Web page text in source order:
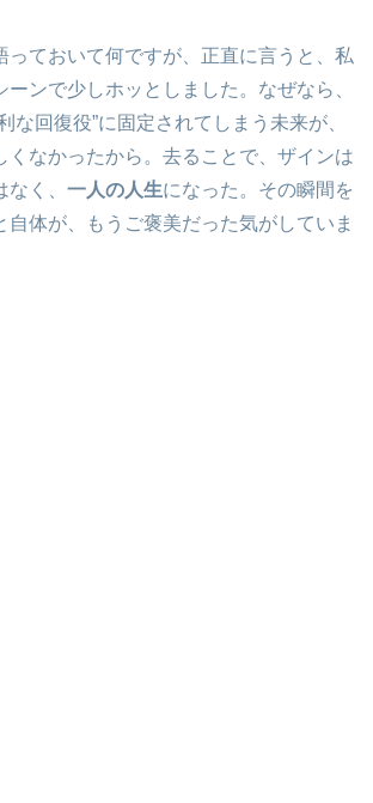
っておいて何ですが、正直に言うと、私
ーンで少しホッとしました。なぜなら、
な回復役”に固定されてしまう未来が、
くなかったから。去ることで、ザインは
く、 一人の人生になった。その瞬間を
自体が、もうご褒美だった気がしていま